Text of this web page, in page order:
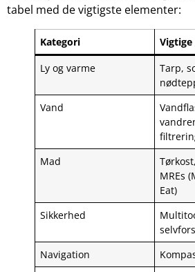
tabel med de vigtigste elementer:
Kategori
Ly og varme
Tarp,
Vand
Mad
MREs
Eat)
Sikkerhed
Navigation